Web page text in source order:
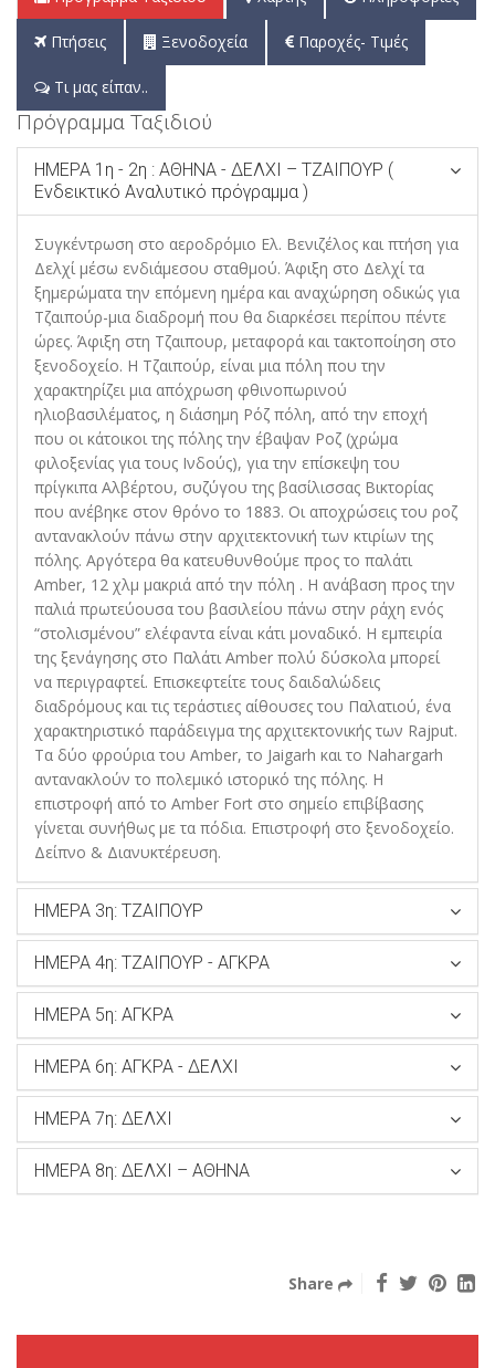
Πτήσεις Ξενοδοχεία Παροχές- Τιμές
Τι μας είπαν..
Πρόγραμμα Ταξιδιού
ΗΜΕΡΑ 1η - 2η : ΑΘΗΝΑ - ΔΕΛΧΙ – ΤΖΑΙΠΟΥΡ (
Ενδεικτικό Αναλυτικό πρόγραμμα )
Συγκέντρωση στο αεροδρόμιο Ελ. Βενιζέλος και πτήση για
Δελχί μέσω ενδιάμεσου σταθμού. Άφιξη στο Δελχί τα
ξημερώματα την επόμενη ημέρα και αναχώρηση οδικώς για
Τζαιπούρ-μια διαδρομή που θα διαρκέσει περίπου πέντε
ώρες. Άφιξη στη Τζαιπουρ, μεταφορά και τακτοποίηση στο
ξενοδοχείο. Η Τζαιπούρ, είναι μια πόλη που την
χαρακτηρίζει μια απόχρωση φθινοπωρινού
ηλιοβασιλέματος, η διάσημη Ρόζ πόλη, από την εποχή
που οι κάτοικοι της πόλης την έβαψαν Ροζ (χρώμα
φιλοξενίας για τους Ινδούς), για την επίσκεψη του
πρίγκιπα Αλβέρτου, συζύγου της βασίλισσας Βικτορίας
που ανέβηκε στον θρόνο το 1883. Οι αποχρώσεις του ροζ
αντανακλούν πάνω στην αρχιτεκτονική των κτιρίων της
πόλης. Αργότερα θα κατευθυνθούμε προς το παλάτι
Amber, 12 χλμ μακριά από την πόλη . Η ανάβαση προς την
παλιά πρωτεύουσα του βασιλείου πάνω στην ράχη ενός
“στολισμένου” ελέφαντα είναι κάτι μοναδικό. Η εμπειρία
της ξενάγησης στο Παλάτι Amber πολύ δύσκολα μπορεί
να περιγραφτεί. Επισκεφτείτε τους δαιδαλώδεις
διαδρόμους και τις τεράστιες αίθουσες του Παλατιού, ένα
χαρακτηριστικό παράδειγμα της αρχιτεκτονικής των Rajput.
Τα δύο φρούρια του Amber, το Jaigarh και το Nahargarh
αντανακλούν το πολεμικό ιστορικό της πόλης. H
επιστροφή από το Amber Fort στο σημείο επιβίβασης
γίνεται συνήθως με τα πόδια. Επιστροφή στο ξενοδοχείο.
Δείπνο & Διανυκτέρευση.
ΗΜΕΡΑ 3η: ΤΖΑΙΠΟΥΡ
ΗΜΕΡΑ 4η: ΤΖΑΙΠΟΥΡ - ΑΓΚΡΑ
ΗΜΕΡΑ 5η: ΑΓΚΡΑ
ΗΜΕΡΑ 6η: ΑΓΚΡΑ - ΔΕΛΧΙ
ΗΜΕΡΑ 7η: ΔΕΛΧΙ
ΗΜΕΡΑ 8η: ΔΕΛΧΙ – ΑΘΗΝΑ
Share